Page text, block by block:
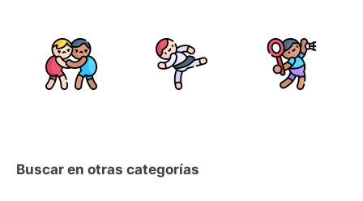
Buscar en otras categorías